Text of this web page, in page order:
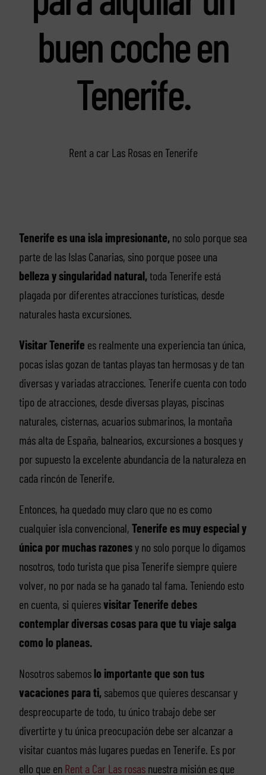
buen coche en
Tenerife.
Rent a car Las Rosas en Tenerife
Tenerife es una isla impresionante,no solo porque sea
parte de las Islas Canarias, sino porque posee una
belleza y singularidad natural,toda Tenerife está
plagada por diferentes atracciones turísticas, desde
naturales hasta excursiones.
Visitar Tenerife es realmente una experiencia tan única,
pocas islas gozan de tantas playas tan hermosas y de tan
diversas y variadas atracciones. Tenerife cuenta con todo
tipo de atracciones, desde diversas playas, piscinas
naturales, cisternas, acuarios submarinos, la montaña
más alta de España, balnearios, excursiones a bosques y
por supuesto la excelente abundancia de la naturaleza en
cada rincón de Tenerife.
Entonces, ha quedado muy claro que no es como
cualquier isla convencional, Tenerife es muy especial y
única por muchas razonesy no solo porque lo digamos
nosotros, todo turista que pisa Tenerife siempre quiere
volver, no por nada se ha ganado tal fama. Teniendo esto
en cuenta, si quieresvisitar Tenerife debes
contemplar diversas cosas para que tu viaje salga
como lo planeas.
Nosotros sabemoslo importante que son tus
vacaciones para ti,sabemos que quieres descansar y
despreocuparte de todo, tu único trabajo debe ser
divertirte y tu única preocupación debe ser alcanzar a
visitar cuantos más lugares puedas en Tenerife. Es por
ello que en Rent a Car Las rosasnuestra misión es que